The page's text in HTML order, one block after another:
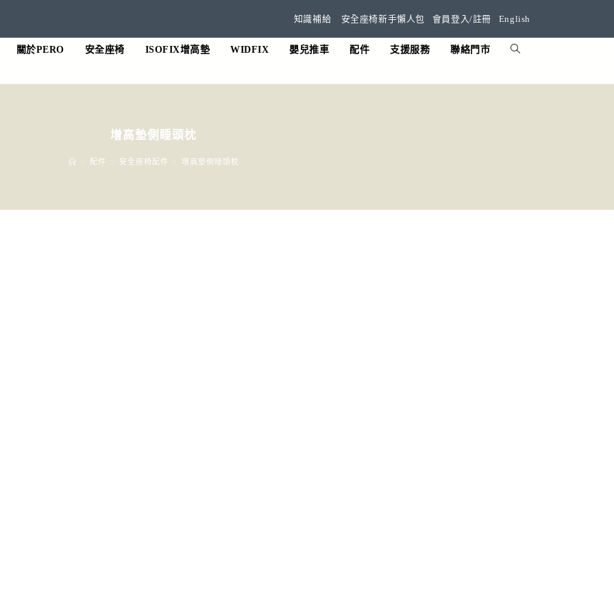
知識補給 安全座椅新手懶人包 會員登入/註冊 English
關於PERO 安全座椅 ISOFIX增高墊 WIDFIX 嬰兒推車 配件 支援服務 聯絡門市
增高墊側睡頭枕
配件 安全座椅配件 增高墊側睡頭枕